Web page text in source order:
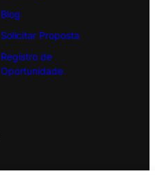
Blog
Solicitar Proposta
Registro de
Oportunidade